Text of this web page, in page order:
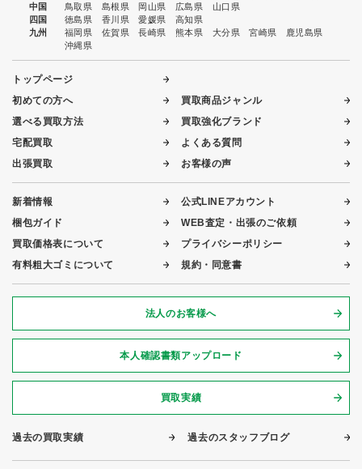
中国
鳥取県 島根県 岡山県 広島県
山口県
四国
徳島県 香川県 愛媛県
高知県
九州
福岡県 佐賀県 長崎県 熊本県 大分県 宮崎県
鹿児島県
沖縄県
トップページ
初めての方へ
選べる買取方法
宅配買取
出張買取
買取商品ジャンル
買取強化ブランド
よくある質問
お客様の声
新着情報
梱包ガイド
買取価格表について
有料粗大ゴミについて
公式LINEアカウント
WEB査定・出張のご依頼
プライバシーポリシー
規約・同意書
法人のお客様へ
本人確認書類アップロード
買取実績
過去の買取実績 過去のスタッフブログ